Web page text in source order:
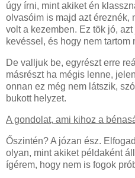
úgy írni, mint akiket én
olvasóim is majd azt éreznék,
volt a kezemben. Ez tök jó,
kevéssel, és hogy nem tartom
De valljuk be, egyrészt erre
másrészt ha mégis lenne,
onnan ez még nem látszik,
bukott helyzet.
A gondolat, ami kihoz a
Őszintén? A józan ész.
olyan, mint akiket példaként
ígérem, hogy nem is fogok